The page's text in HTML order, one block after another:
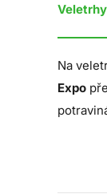
Veletrhy
Na
Expo